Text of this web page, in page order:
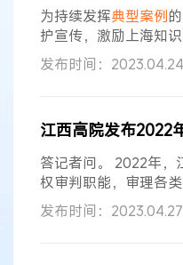
作机制，着力提升审
推动知识产权全链条
为持续发挥典型案例
护宣传，激励上海知
各界加强知识产权保
会议办公室在全市范
型案例，涵盖著作权
林匹克专有权、反不
事、刑事和行政执法
发布时间：2023.04.24
江西高院发布2022
答记者问。 2022年，
权审判职能，审理各
比增长25%，审结
院定期通报严保护 典型
发布时间：2023.04.27